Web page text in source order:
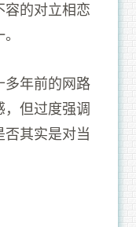
的对立相恋
多年前的网路
但过度强调
其实是对当